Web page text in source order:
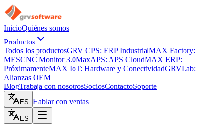
InicioQuiénes somos
Productos
Todos los productosGRV CPS: ERP IndustrialMAX Factory:
MESCNC Monitor 3.0MaxAPS: APS CloudMAX ERP:
PróximamenteMAX IoT: Hardware y ConectividadGRVLab:
Alianzas OEM
BlogTrabaja con nosotrosSociosContactoSoporte
ES Hablar con ventas
ES